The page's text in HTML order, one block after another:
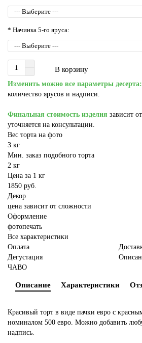
* Начинка 5-го яруса:
В корзину
Изменить можно все параметры десерта:
количество ярусов и надписи.
Финальная стоимость изделия зависит
уточняется на консультации.
Вес торта на фото
3 кг
Мин. заказ подобного торта
2 кг
Цена за 1 кг
1850 руб.
Декор
цена зависит от сложности
Оформление
фотопечать
Все характеристики
Оплата
Дегустация
ЧАВО
Описание Характеристики
Красивый торт в виде пачки евро с
номиналом 500 евро. Можно добавить
надпись.